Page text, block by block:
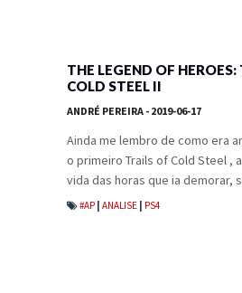
THE LEGEND OF HEROES:
COLD STEEL II
ANDRÉ PEREIRA - 2019-06-17
Ainda me lembro de como era
o primeiro Trails of Cold Steel ,
vida das horas que ia demorar,
#AP ANALISE PS4